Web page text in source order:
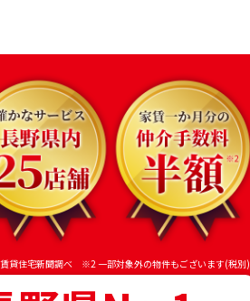
貸住宅新聞調べ ※2 一部対象外の物件もございます(税別)